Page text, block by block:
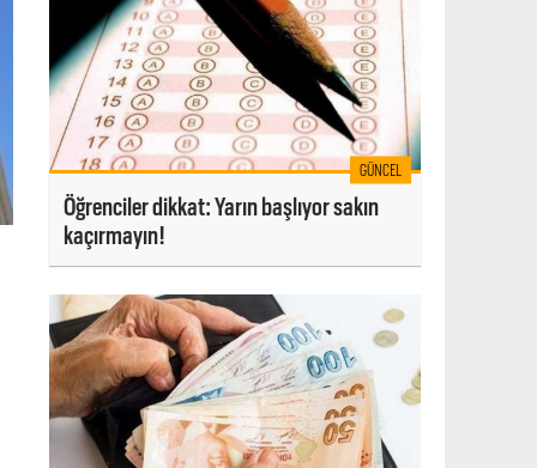
GÜNCEL
Öğrenciler dikkat: Yarın başlıyor sakın
kaçırmayın!